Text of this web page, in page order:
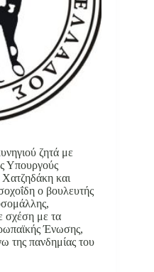
ζητά με
Υπουργούς
και
ο βουλευτής
σχέση με τα
Ένωσης,
της πανδημίας του